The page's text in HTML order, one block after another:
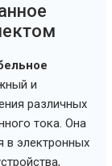
и
различных
тока. Она
в электронных